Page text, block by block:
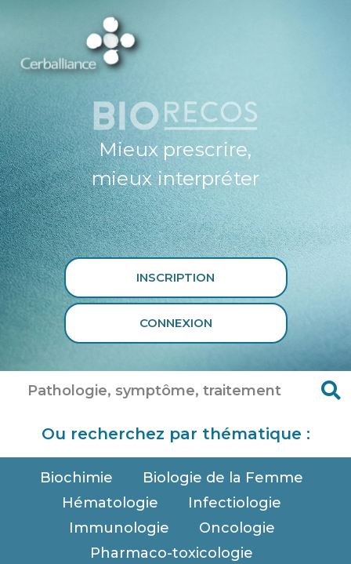
Mieux prescrire,
mieux interpréter
INSCRIPTION
CONNEXION
Ou recherchez par thématique :
Biochimie
Biologie de la Femme
Hématologie
Infectiologie
Immunologie
Oncologie
Pharmaco-toxicologie